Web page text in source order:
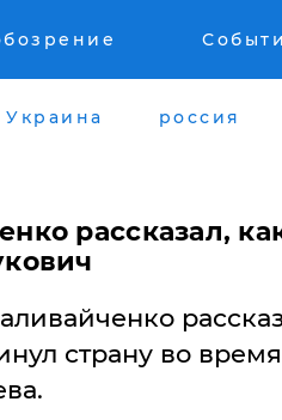
Украина россия
рассказал,
страну во